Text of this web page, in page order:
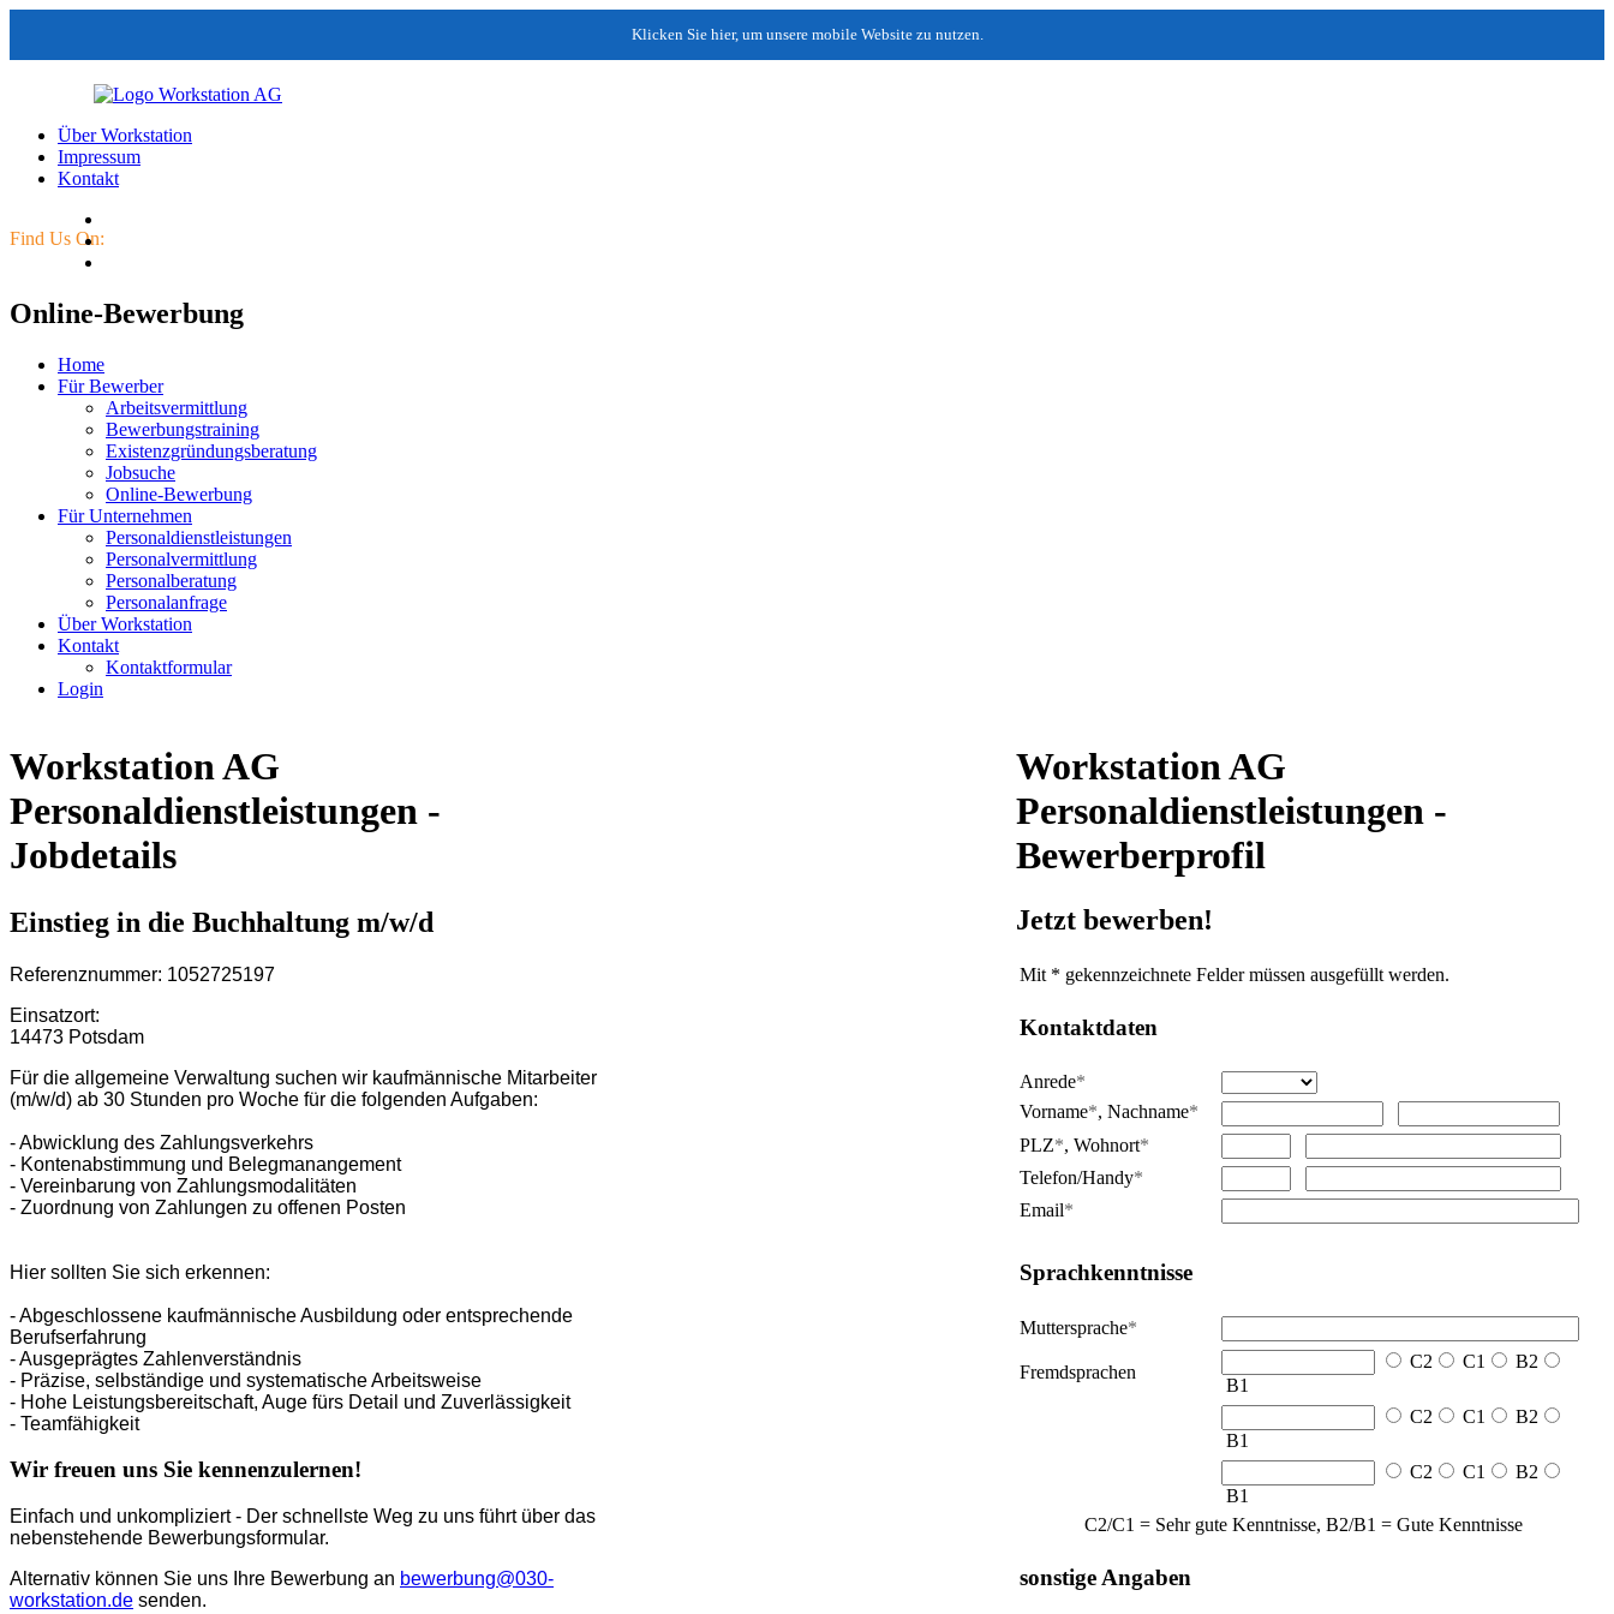
Klicken Sie hier, um unsere mobile Website zu nutzen.
Über Workstation
Impressum
Kontakt
Find Us On:
Online-Bewerbung
Home
Für Bewerber
Arbeitsvermittlung
Bewerbungstraining
Existenzgründungsberatung
Jobsuche
Online-Bewerbung
Für Unternehmen
Personaldienstleistungen
Personalvermittlung
Personalberatung
Personalanfrage
Über Workstation
Kontakt
Kontaktformular
Login
Workstation AG
Personaldienstleistungen -
Jobdetails
Einstieg in die Buchhaltung m/w/d
Referenznummer: 1052725197
Einsatzort:
14473 Potsdam
Für die allgemeine Verwaltung suchen wir kaufmännische Mitarbeiter
(m/w/d) ab 30 Stunden pro Woche für die folgenden Aufgaben:
- Abwicklung des Zahlungsverkehrs
- Kontenabstimmung und Belegmanangement
- Vereinbarung von Zahlungsmodalitäten
- Zuordnung von Zahlungen zu offenen Posten
Hier sollten Sie sich erkennen:
- Abgeschlossene kaufmännische Ausbildung oder entsprechende
Berufserfahrung
- Ausgeprägtes Zahlenverständnis
- Präzise, selbständige und systematische Arbeitsweise
- Hohe Leistungsbereitschaft, Auge fürs Detail und Zuverlässigkeit
- Teamfähigkeit
Wir freuen uns Sie kennenzulernen!
Einfach und unkompliziert - Der schnellste Weg zu uns führt über das
nebenstehende Bewerbungsformular.
Alternativ können Sie uns Ihre Bewerbung an bewerbung@030-
workstation.de senden.
Workstation AG
Personaldienstleistungen -
Bewerberprofil
Jetzt bewerben!
Mit * gekennzeichnete Felder müssen ausgefüllt werden.
Kontaktdaten
Anrede*
Vorname*, Nachname*
PLZ*, Wohnort*
Telefon/Handy*
Email*
Sprachkenntnisse
Muttersprache*
Fremdsprachen
C2 C1
B2
B1
C2
C1
B2
B1
C2
C1
B2
B1
C2/C1 = Sehr gute Kenntnisse, B2/B1 = Gute Kenntnisse
sonstige Angaben